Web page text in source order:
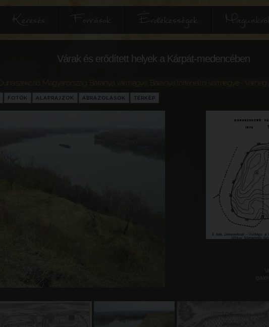
Keresés Források Érdekességek Magunkról
Várak és erődített helyek a Kárpát-medencében
Dunaszekcső Magyarország Baranya vármegye Baranya történelmi vármegye -
FOTÓK ALAPRAJZOK ÁBRÁZOLÁSOK TÉRKÉP